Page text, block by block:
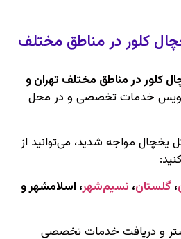
کلور در مناطق مختلف
کلور در مناطق مختلف تهران و
خدمات تخصصی و در محل
یخچال مواجه شدید، می‌توانید از
، گلستان، نسیم‌شهر، اسلامشهر و
و دریافت خدمات تخصصی